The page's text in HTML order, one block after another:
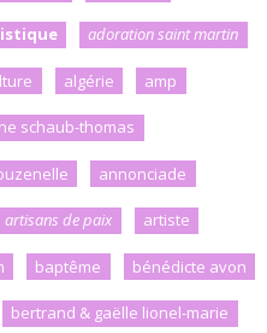
adoration saint martin
algérie amp
schaub-thomas
annonciade
artisans de paix artiste
baptême bénédicte avon
bertrand & gaëlle lionel-marie